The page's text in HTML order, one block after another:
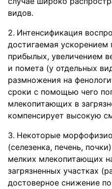
видов.
Интенсификация
достигаемая ускорением
прибылых, увеличением
и помета (у отдельных
размножения на
сроки с помощью чего
млекопитающих в
компенсирует высокую
Некоторые
(селезенка, печень,
мелких млекопитающих
загрязненных участках
достоверное снижение